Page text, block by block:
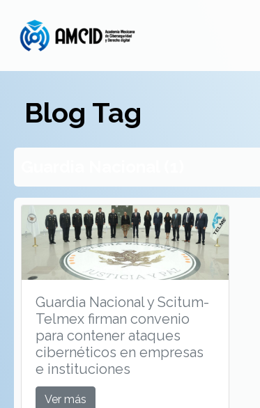
Blog Tag
Guardia Nacional y Scitum-
Telmex firman convenio
para contener ataques
cibernéticos en empresas
e instituciones
Ver más